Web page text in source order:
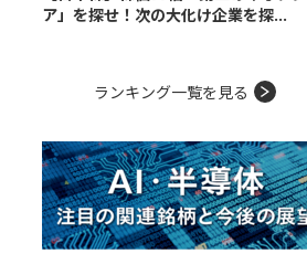
ア」を探せ！次の大化け企業を探...
ランキング一覧を見る